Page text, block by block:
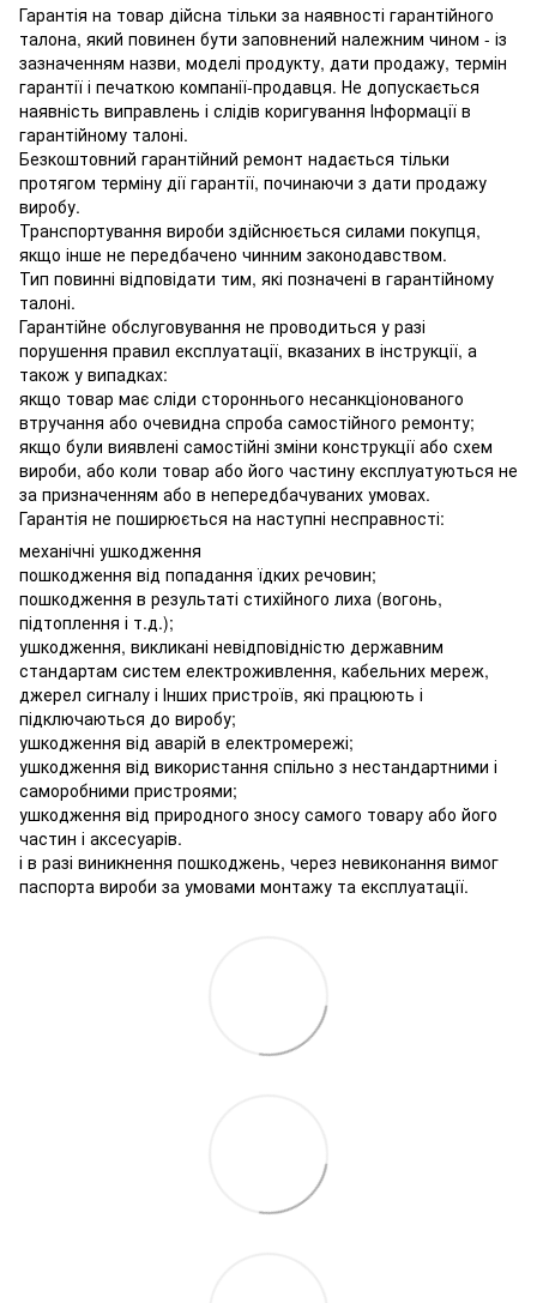
Гарантія на товар дійсна тільки за наявності гарантійного
талона, який повинен бути заповнений належним чином - із
зазначенням назви, моделі продукту, дати продажу, термін
гарантії і печаткою компанії-продавця. Не допускається
наявність виправлень і слідів коригування Інформації в
гарантійному талоні.
Безкоштовний гарантійний ремонт надається тільки
протягом терміну дії гарантії, починаючи з дати продажу
виробу.
Транспортування вироби здійснюється силами покупця,
якщо інше не передбачено чинним законодавством.
Тип повинні відповідати тим, які позначені в гарантійному
талоні.
Гарантійне обслуговування не проводиться у разі
порушення правил експлуатації, вказаних в інструкції, а
також у випадках:
якщо товар має сліди стороннього несанкціонованого
втручання або очевидна спроба самостійного ремонту;
якщо були виявлені самостійні зміни конструкції або схем
вироби, або коли товар або його частину експлуатуються не
за призначенням або в непередбачуваних умовах.
Гарантія не поширюється на наступні несправності:
механічні ушкодження
пошкодження від попадання їдких речовин;
пошкодження в результаті стихійного лиха (вогонь,
підтоплення і т.д.);
ушкодження, викликані невідповідністю державним
стандартам систем електроживлення, кабельних мереж,
джерел сигналу і Інших пристроїв, які працюють і
підключаються до виробу;
ушкодження від аварій в електромережі;
ушкодження від використання спільно з нестандартними і
саморобними пристроями;
ушкодження від природного зносу самого товару або його
частин і аксесуарів.
і в разі виникнення пошкоджень, через невиконання вимог
паспорта вироби за умовами монтажу та експлуатації.